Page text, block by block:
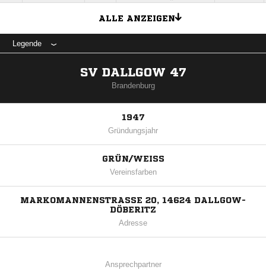
ALLE ANZEIGEN
Legende
SV DALLGOW 47
Brandenburg
1947
Gründungsjahr
GRÜN/WEISS
Vereinsfarben
MARKOMANNENSTRASSE 20, 14624 DALLGOW-D
ÖBERITZ
Adresse
Ansprechpartner